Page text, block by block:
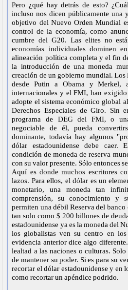
Pero ¿qué hay detrás de esto?
incluso nos dicen públicamente una
objetivo del Nuevo Orden Mundial
control de la economía, como
cumbre del G20. Las elites no
economías individuales dominen
alineación política completa y el fin
la introducción de una moneda
creación de un gobierno mundial. Los
desde Putin a Obama y Merkel,
internacionales y el FMI, han
adopte el sistema económico global
Derechos Especiales de Giro. Sin
programa de DEG del FMI, o
negociable de él, pueda
dominante, todavía hay algunos
dólar estadounidense debe caer.
condición de moneda de reserva
con su valor presente. Sólo entonces
Aquí es donde muchos escritores
lazos. Para ellos, el dólar es un
monetario, una moneda tan
comprensión, su conocimiento y
permiten una débil Reserva del banco
tan solo como $ 200 billones de
estadounidense ya es la moneda del
los globalistas ven su centro en
evidencia anterior dice algo
lealtad a las naciones o culturas.
de mantener su poder. Si es para su
recortar el dólar estadounidense y en
como recortar un apéndice podrido.